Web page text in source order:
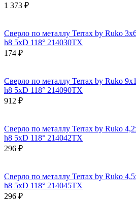
1 373 ₽
Сверло по металлу Terrax by Ruko
h8 5xD 118° 214030TX
174 ₽
Сверло по металлу Terrax by Ruko
h8 5xD 118° 214090TX
912 ₽
Сверло по металлу Terrax by Ruko
h8 5xD 118° 214042TX
296 ₽
Сверло по металлу Terrax by Ruko
h8 5xD 118° 214045TX
296 ₽